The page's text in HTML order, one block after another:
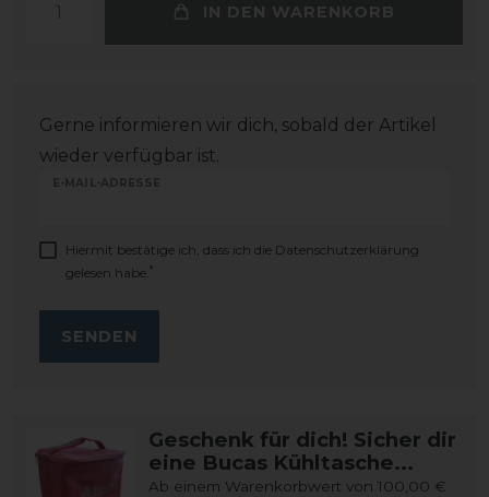
IN DEN WARENKORB
Gerne informieren wir dich, sobald der Artikel
wieder verfügbar ist.
E-MAIL-ADRESSE
Hiermit bestätige ich, dass ich die Daten­schutz­erklärung
gelesen habe. *
SENDEN
Geschenk für dich! Sicher dir
eine Bucas Kühltasche...
Ab einem Warenkorbwert von 100,00 €